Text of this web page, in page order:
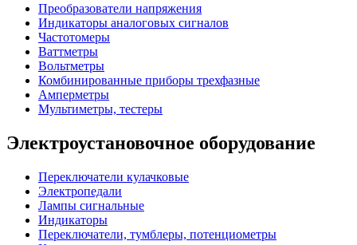
Преобразователи напряжения
Индикаторы аналоговых сигналов
Частотомеры
Ваттметры
Вольтметры
Комбинированные приборы трехфазные
Амперметры
Мультиметры, тестеры
Электроустановочное оборудование
Переключатели кулачковые
Электропедали
Лампы сигнальные
Индикаторы
Переключатели, тумблеры, потенциометры